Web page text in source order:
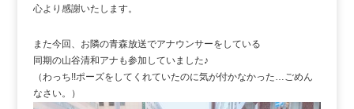
心より感謝いたします。
また今回、お隣の青森放送でアナウンサーをしている
同期の山谷清和アナも参加していました♪
（わっち!!ポーズをしてくれていたのに気が付かなかった…ごめん
なさい。）